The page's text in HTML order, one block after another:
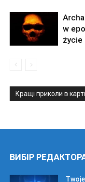
w
życie
Кращі приколи в
ВИБІР